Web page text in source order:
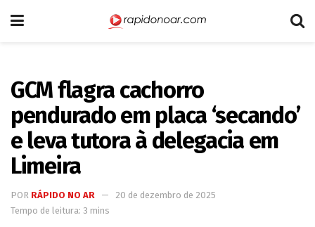
GCM flagra cachorro
pendurado em placa ‘secando’
e leva tutora à delegacia em
Limeira
POR RÁPIDO NO AR
20 de dezembro de 2025
Tempo de leitura: 3 mins